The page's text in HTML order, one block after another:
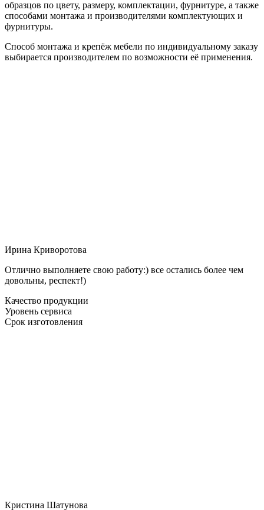
образцов по цвету, размеру, комплектации, фурнитуре, а также
способами монтажа и производителями комплектующих и
фурнитуры.
Способ монтажа и крепёж мебели по индивидуальному заказу
выбирается производителем по возможности её применения.
Ирина Криворотова
Отлично выполняете свою работу:) все остались более чем
довольны, респект!)
Качество продукции
Уровень сервиса
Срок изготовления
Кристина Шатунова